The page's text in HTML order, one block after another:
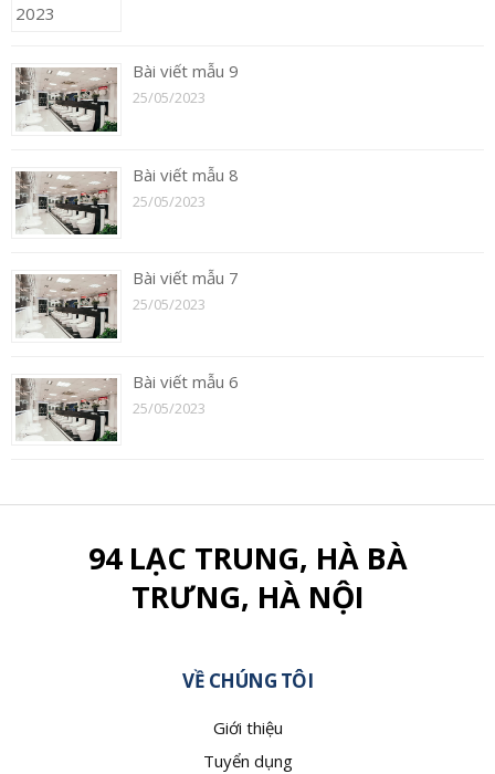
Bài viết mẫu 9
25/05/2023
Bài viết mẫu 8
25/05/2023
Bài viết mẫu 7
25/05/2023
Bài viết mẫu 6
25/05/2023
94 LẠC TRUNG, HÀ BÀ
TRƯNG, HÀ NỘI
VỀ CHÚNG TÔI
Giới thiệu
Tuyển dụng